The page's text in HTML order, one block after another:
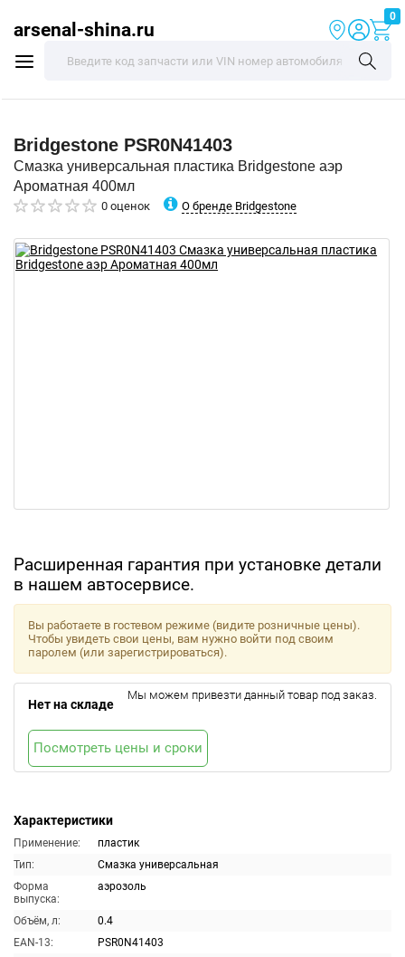
arsenal-shina.ru
0
Bridgestone PSR0N41403
Смазка универсальная пластика Bridgestone аэр
Ароматная 400мл
0 оценок О бренде Bridgestone
Расширенная гарантия при установке детали
в нашем автосервисе.
Характеристики
Применение:
пластик
Тип:
Смазка универсальная
Форма
выпуска:
аэрозоль
Объём, л:
0.4
EAN-13:
PSR0N41403
Вы работаете в гостевом режиме (видите розничные цены).
Чтобы увидеть свои цены, вам нужно войти под своим
паролем (или зарегистрироваться).
Нет на складе
Мы можем привезти данный товар под заказ.
Посмотреть цены и сроки